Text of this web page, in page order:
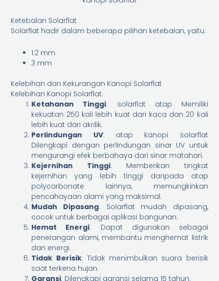
Ketebalan Solarflat
Solarflat hadir dalam beberapa pilihan ketebalan, yaitu:
1.2 mm
3 mm
Kelebihan dan Kekurangan Kanopi Solarflat
Kelebihan Kanopi Solarflat:
Ketahanan Tinggi: solarflat atap Memiliki
kekuatan 250 kali lebih kuat dari kaca dan 20 kali
lebih kuat dari akrilik.
Perlindungan UV: atap kanopi solarflat
Dilengkapi dengan perlindungan sinar UV untuk
mengurangi efek berbahaya dari sinar matahari.
Kejernihan Tinggi: Memberikan tingkat
kejernihan yang lebih tinggi daripada atap
polycarbonate lainnya, memungkinkan
pencahayaan alami yang maksimal.
Mudah Dipasang: Solarflat mudah dipasang,
cocok untuk berbagai aplikasi bangunan.
Hemat Energi: Dapat digunakan sebagai
penerangan alami, membantu menghemat listrik
dan energi.
Tidak Berisik: Tidak menimbulkan suara berisik
saat terkena hujan.
Garansi: Dilengkapi garansi selama 15 tahun.